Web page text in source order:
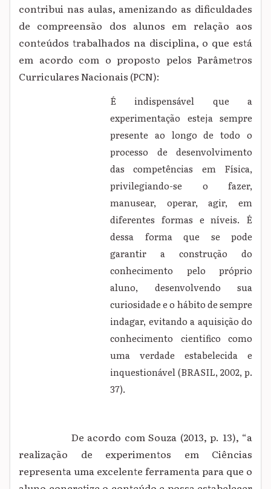
contribui nas aulas, amenizando as dificuldades
de compreensão dos alunos em relação aos
conteúdos trabalhados na disciplina, o que está
em acordo com o proposto pelos Parâmetros
Curriculares Nacionais (PCN):
É indispensável que a
experimentação esteja sempre
presente ao longo de todo o
processo de desenvolvimento
das competências em Física,
privilegiando-se o fazer,
manusear, operar, agir, em
diferentes formas e níveis. É
dessa forma que se pode
garantir a construção do
conhecimento pelo próprio
aluno, desenvolvendo sua
curiosidade e o hábito de sempre
indagar, evitando a aquisição do
conhecimento cientifico como
uma verdade estabelecida e
inquestionável (BRASIL, 2002, p.
37).
De acordo com Souza (2013, p. 13), “a
realização de experimentos em Ciências
representa uma excelente ferramenta para que o